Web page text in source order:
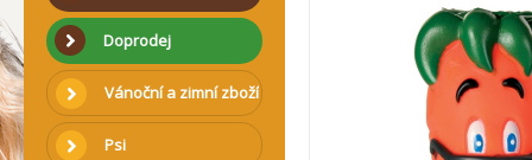
Doprodej
Vánoční a zimní zboží
Psi